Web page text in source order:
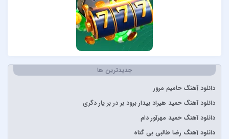
آرتا و آرون
آرتا و پارسالیپ
آرش AP
آرش و ساسی
آرمان گرشاسبی
جدیدترین ها
دانلود آهنگ حامیم مرور
دانلود آهنگ حمید هیراد بیدار برود بر در بر یار دگری
دانلود آهنگ حمید مهرآور دام
دانلود آهنگ رضا طالبی بی گناه